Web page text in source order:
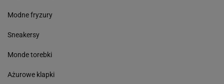
Modne fryzury
Sneakersy
Monde torebki
Ażurowe klapki